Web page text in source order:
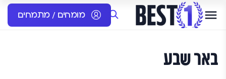
מומחים / מתמחים
באר שבע